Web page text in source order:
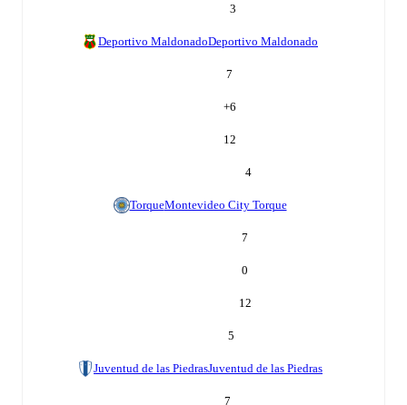
3
Deportivo MaldonadoDeportivo Maldonado
7
+6
12
4
TorqueMontevideo City Torque
7
0
12
5
Juventud de las PiedrasJuventud de las Piedras
7